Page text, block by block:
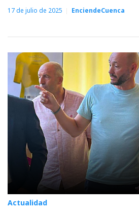
17 de julio de 2025 EnciendeCuenca
Actualidad